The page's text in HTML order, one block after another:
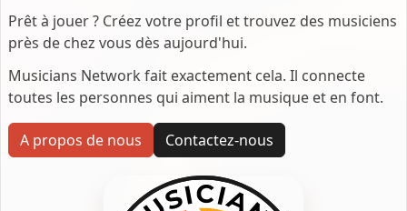
Prêt à jouer ? Créez votre profil et trouvez des musiciens
près de chez vous dès aujourd'hui.
Musicians Network fait exactement cela. Il connecte
toutes les personnes qui aiment la musique et en font.
A propos de nous Contactez-nous